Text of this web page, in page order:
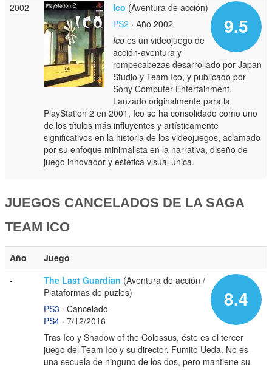
2002
9.5
Ico (Aventura de acción)
PS2 · Año 2002
Ico es un videojuego de
acción-aventura y
rompecabezas desarrollado por Japan
Studio y Team Ico, y publicado por
Sony Computer Entertainment.
Lanzado originalmente para la
PlayStation 2 en 2001, Ico se ha consolidado como uno
de los títulos más influyentes y artísticamente
significativos en la historia de los videojuegos, aclamado
por su enfoque minimalista en la narrativa, diseño de
juego innovador y estética visual única.
JUEGOS CANCELADOS DE LA SAGA
TEAM ICO
Año
Juego
-
8.4
The Last Guardian (Aventura de acción /
Plataformas de puzles)
PS3 · Cancelado
PS4 · 7/12/2016
Tras Ico y Shadow of the Colossus, éste es el tercer
juego del Team Ico y su director, Fumito Ueda. No es
una secuela de ninguno de los dos, pero mantiene su